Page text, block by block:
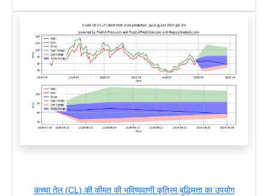
कच्चा तेल (CL) की कीमत की भविष्यवाणी कृत्रिम बुद्धिमत्ता का उपयोग